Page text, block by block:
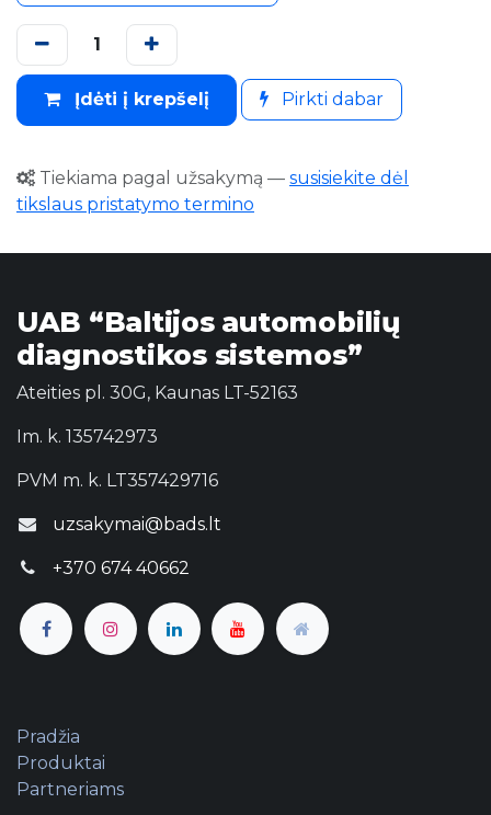
Įdėti į krepšelį Pirkti dabar
Tiekiama pagal užsakymą — susisiekite dėl
tikslaus pristatymo termino
UAB “Baltijos automobilių
diagnostikos sistemos”
Ateities pl. 30G, Kaunas LT-52163
Im. k. 135742973
PVM m. k. LT357429716
uzsakymai@bads.lt
+370 674 40662
Pradžia
Produktai
Partneriams